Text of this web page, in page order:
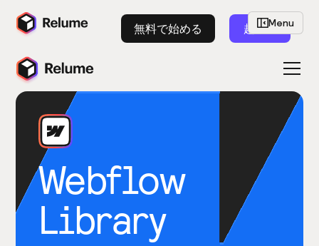
無料で始める 起動
Webflow
Library
Menu